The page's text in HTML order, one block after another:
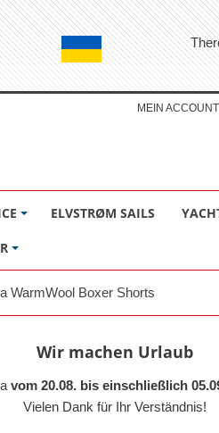
MEIN ACCOUNT
ELVSTRØM SAILS
WarmWool Boxer Shorts
Wir machen Urlaub
vom 20.08. bis einschließlich
Vielen Dank für Ihr Verständnis!